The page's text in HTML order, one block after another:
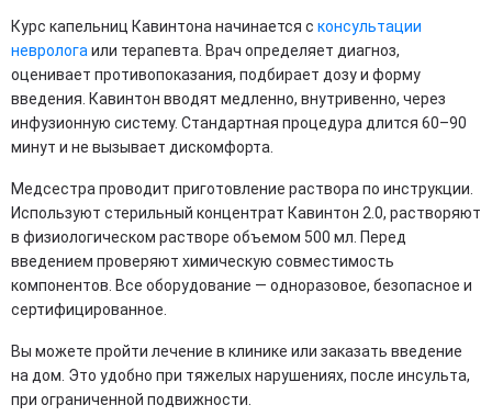
Курс капельниц Кавинтона начинается с консультации
невролога или терапевта. Врач определяет диагноз,
оценивает противопоказания, подбирает дозу и форму
введения. Кавинтон вводят медленно, внутривенно, через
инфузионную систему. Стандартная процедура длится 60–90
минут и не вызывает дискомфорта.
Медсестра проводит приготовление раствора по инструкции.
Используют стерильный концентрат Кавинтон 2.0, растворяют
в физиологическом растворе объемом 500 мл. Перед
введением проверяют химическую совместимость
компонентов. Все оборудование — одноразовое, безопасное и
сертифицированное.
Вы можете пройти лечение в клинике или заказать введение
на дом. Это удобно при тяжелых нарушениях, после инсульта,
при ограниченной подвижности.